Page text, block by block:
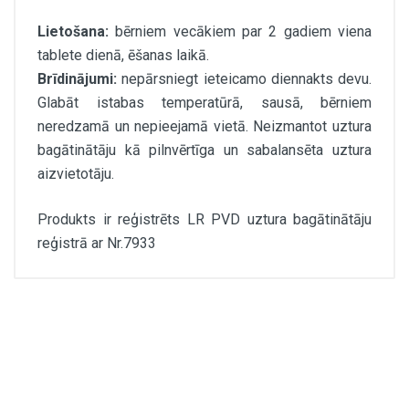
Lietošana: bērniem vecākiem par 2 gadiem viena
tablete dienā, ēšanas laikā.
Brīdinājumi:nepārsniegt ieteicamo diennakts devu.
Glabāt istabas temperatūrā, sausā, bērniem
neredzamā un nepieejamā vietā. Neizmantot uztura
bagātinātāju kā pilnvērtīga un sabalansēta uztura
aizvietotāju.
Produkts ir reģistrēts LR PVD uztura bagātinātāju
reģistrā ar Nr.7933